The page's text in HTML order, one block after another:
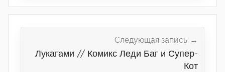
Следующая запись
Лукагами // Комикс Леди Баг и Супер-
Кот